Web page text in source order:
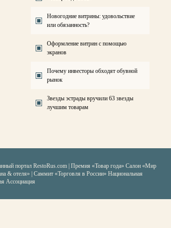
Новогодние витрины: удовольствие
или обязанность?
Оформление витрин с помощью
экранов
Почему инвесторы обходят обувной
рынок
Звезды эстрады вручили 63 звезды
лучшим товарам
портал RestoRus.com Премия «Товар года» Салон «Мир
& отеля» | Саммит «Торговля в России» Национальная
Ассоциация